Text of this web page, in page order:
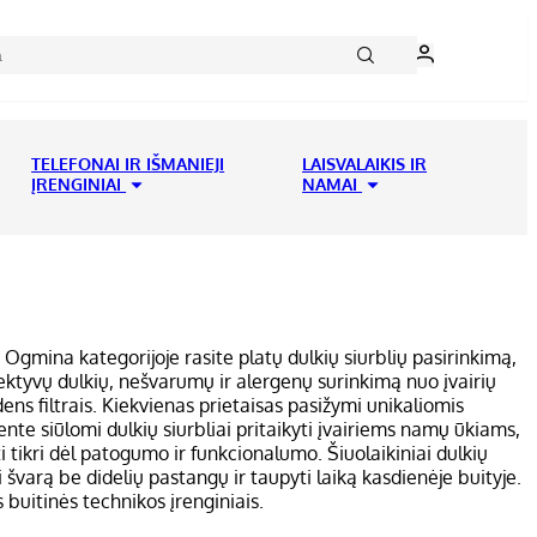
TELEFONAI IR IŠMANIEJI
ĮRENGINIAI
LAISVALAIKIS IR
NAMAI
kategorijoje rasite platų dulkių siurblių pasirinkimą,
dulkių, nešvarumų ir alergenų surinkimą nuo įvairių
filtrais. Kiekvienas prietaisas pasižymi unikaliomis
siūlomi dulkių siurbliai pritaikyti įvairiems namų ūkiams,
dėl patogumo ir funkcionalumo. Šiuolaikiniai dulkių
be didelių pastangų ir taupyti laiką kasdienėje buityje.
technikos įrenginiais.